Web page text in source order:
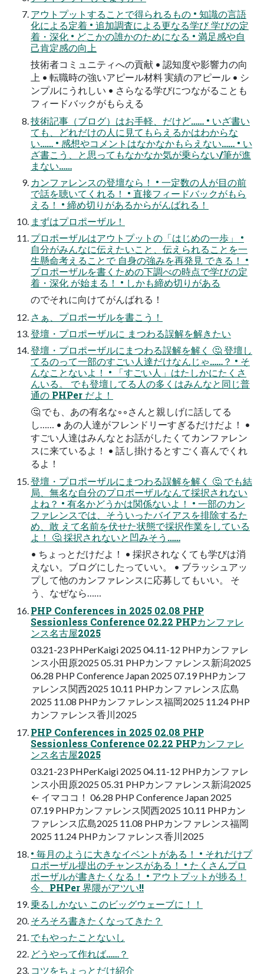
アウトプットすることで得られるもの • 知識の言語
化による定着 • 追加調査による更なる学び 学びの定
着・深化 • どこかの誰かのためになる • 満足感や自
己肯定感の向上
技術者コミュニティへの貢献 • 認知度や影響力の向
上 • 転職時の強いアピール材料 実績のアピール • シ
ンプルにうれしい • さらなる学びにつながることも
フィードバックがもらえる
技術記事（ブログ）はお手軽、だけど…… • いざ書い
ても、どれだけの人に見てもらえるかはわからな
い…… • 感想やコメントはなかなかもらえない…… • い
ざ書こう、と思ってもなかなか気が乗らない/筆が進
まない……
カンファレンスの登壇なら！ • 一定数の人が目の前
で話を聴いてくれる！ • 直接フィードバックがもら
える！ • 締め切りがあるからがんばれる！
まずはプロポーザル！
プロポーザルはアウトプットの「はじめの一歩」 •
自分がみんなに伝えたいこと、伝えられることを一
生懸命考えることで 自身の強みを再発見 できる！ •
プロポーザルを書くための下調べの時点で学びの定
着・深化 が始まる！ • しかも締め切りがある
のでそれに向けてがんばれる！
さぁ、プロポーザルを書こう！
登壇・プロポーザルに まつわる誤解を解きたい
登壇・プロポーザルにまつわる誤解を解く 🤔 登壇し
てるのって一部のすごい人達だけなんじゃ……？ • そ
んなことないよ！ • 「すごい人」はたしかにたくさ
んいる。 でも登壇してる人の多くはみんなと同じ普
通の PHPer だよ！
🤔 でも、あの有名な◦◦さんと親しげに話してる
し…… • あの人達がフレンドリーすぎるだけだよ！ •
すごい人達はみんなとお話がしたくてカンファレン
スに来ているよ！ • 話し掛けるとすごく喜んでくれ
るよ！
登壇・プロポーザルにまつわる誤解を解く 🤔 でも結
局、無名な自分のプロポーザルなんて採択されない
よね？ • 有名かどうかは関係ないよ！ • 一部のカン
ファレンスでは、そういったバイアスを排除するた
め、敢 えて名前を伏せた状態で採択作業をしている
よ！ 🤔 採択されないと凹みそう……
• ちょっとだけだよ！ • 採択されなくても学びは消
えない。ブログにしたっていい。 • ブラッシュアッ
プして他のカンファレンスに応募してもいい。 そ
う、なぜなら……
PHP Conferences in 2025 02.08 PHP
Sessionless Conference 02.22 PHPカンファレ
ンス名古屋2025
03.21-23 PHPerKaigi 2025 04.11-12 PHPカンファレ
ンス小田原2025 05.31 PHPカンファレンス新潟2025
06.28 PHP Conference Japan 2025 07.19 PHPカンフ
ァレンス関西2025 10.11 PHPカンファレンス広島
2025 11.08 PHPカンファレンス福岡2025 11.24 PHP
カンファレンス香川2025
PHP Conferences in 2025 02.08 PHP
Sessionless Conference 02.22 PHPカンファレ
ンス名古屋2025
03.21-23 PHPerKaigi 2025 04.11-12 PHPカンファレ
ンス小田原2025 05.31 PHPカンファレンス新潟2025
← イマココ！ 06.28 PHP Conference Japan 2025
07.19 PHPカンファレンス関西2025 10.11 PHPカン
ファレンス広島2025 11.08 PHPカンファレンス福岡
2025 11.24 PHPカンファレンス香川2025
• 毎月のように大きなイベントがある！ • それだけプ
ロポーザル提出のチャンスがある！ • たくさんプロ
ポーザルが書きたくなる！ • アウトプットが捗る！
今、PHPer 界隈がアツい!!
乗るしかない このビッグウェーブに！！
そろそろ書きたくなってきた？
でもやったことないし
どうやって作れば……？
コツをちょっとだけ紹介